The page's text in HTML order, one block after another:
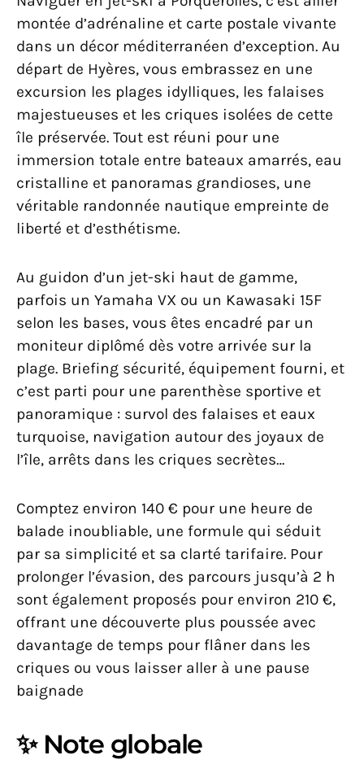
montée d’adrénaline et carte postale vivante
dans un décor méditerranéen d’exception. Au
départ de Hyères, vous embrassez en une
excursion les plages idylliques, les falaises
majestueuses et les criques isolées de cette
île préservée. Tout est réuni pour une
immersion totale entre bateaux amarrés, eau
cristalline et panoramas grandioses, une
véritable randonnée nautique empreinte de
liberté et d’esthétisme.
Au guidon d’un jet-ski haut de gamme,
parfois un Yamaha VX ou un Kawasaki 15F
selon les bases, vous êtes encadré par un
moniteur diplômé dès votre arrivée sur la
plage. Briefing sécurité, équipement fourni, et
c’est parti pour une parenthèse sportive et
panoramique : survol des falaises et eaux
turquoise, navigation autour des joyaux de
l’île, arrêts dans les criques secrètes…
Comptez environ 140 € pour une heure de
balade inoubliable, une formule qui séduit
par sa simplicité et sa clarté tarifaire. Pour
prolonger l’évasion, des parcours jusqu’à 2 h
sont également proposés pour environ 210 €,
offrant une découverte plus poussée avec
davantage de temps pour flâner dans les
criques ou vous laisser aller à une pause
baignade
✨ Note globale